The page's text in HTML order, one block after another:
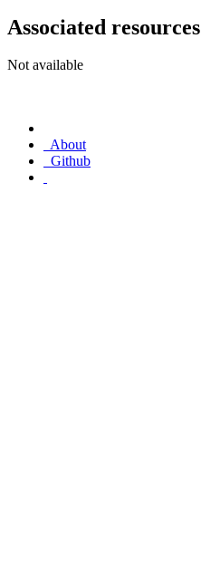
Associated resources
Not available
About
Github